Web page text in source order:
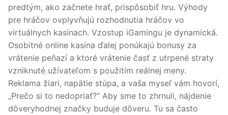
predtým, ako začnete hrať, prispôsobiť hru. Výhody
pre hráčov ovplyvňujú rozhodnutia hráčov vo
virtuálnych kasínach. Vzostup iGamingu je dynamická.
Osobitné online kasína ďalej ponúkajú bonusy za
vrátenie peňazí a ktoré vrátenie časť z utrpené straty
vzniknuté užívateľom s použitím reálnej meny.
Reklama žiari, napätie stúpa, a vaša myseľ vám hovorí,
„Prečo si to nedopriať?” Aby sme to zhrnuli, nájdenie
dôveryhodnej značky buduje dôveru. Tu sa často